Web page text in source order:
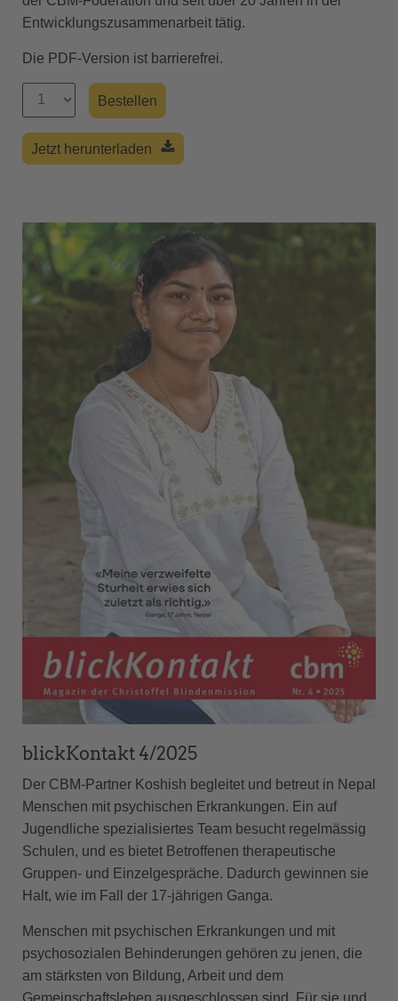
Entwicklungszusammenarbeit tätig.
Die PDF-Version ist barrierefrei.
Jetzt herunterladen
blickKontakt 4/2025
Der CBM-Partner Koshish begleitet und betreut in Nepal
Menschen mit psychischen Erkrankungen. Ein auf
Jugendliche spezialisiertes Team besucht regelmässig
Schulen, und es bietet Betroffenen therapeutische
Gruppen- und Einzelgespräche. Dadurch gewinnen sie
Halt, wie im Fall der 17-jährigen Ganga.
Menschen mit psychischen Erkrankungen und mit
psychosozialen Behinderungen gehören zu jenen, die
am stärksten von Bildung, Arbeit und dem